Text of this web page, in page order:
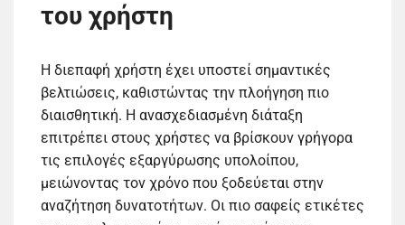
του χρήστη
Η διεπαφή χρήστη έχει υποστεί σημαντικές
βελτιώσεις, καθιστώντας την πλοήγηση πιο
διαισθητική. Η ανασχεδιασμένη διάταξη
επιτρέπει στους χρήστες να βρίσκουν γρήγορα
τις επιλογές εξαργύρωσης υπολοίπου,
μειώνοντας τον χρόνο που ξοδεύεται στην
αναζήτηση δυνατοτήτων. Οι πιο σαφείς ετικέτες